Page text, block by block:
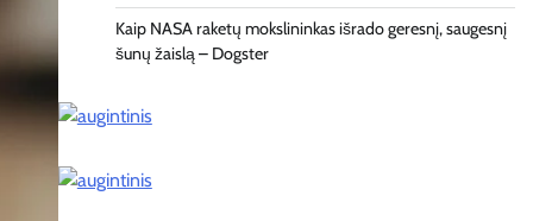
Kaip NASA raketų mokslininkas išrado geresnį, saugesnį
šunų žaislą – Dogster